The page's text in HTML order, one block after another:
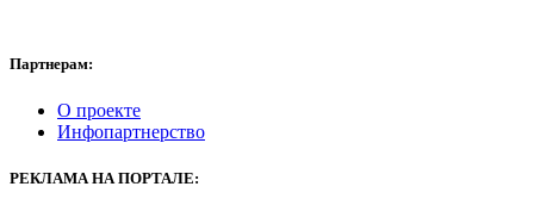
Партнерам:
О проекте
Инфопартнерство
РЕКЛАМАНА ПОРТАЛЕ: